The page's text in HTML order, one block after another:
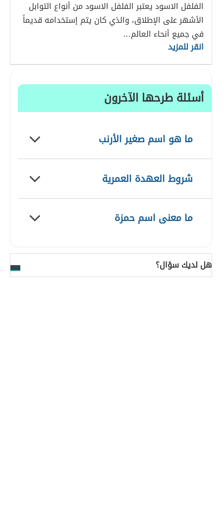
الفلفل الاسود يعتبر الفلفل الاسود من أنواع التوابل
الأشهر على الإطلاق، والذي كان يتم إستخدامه قديماً
في جميع أنحاء العالم…
انقر للمزيد
أسئلة طرحها الآخرون
ما هو اسم صغير الأرنب
شروط العهدة العمرية
ما معنى اسم حمزة
هل لديك سؤال؟